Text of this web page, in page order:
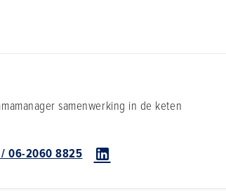
samenwerking in de keten
06-2060 8825